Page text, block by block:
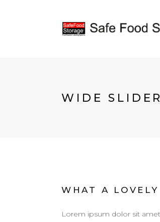
WIDE SLIDER
WHAT A
Lorem ipsum dolor sit